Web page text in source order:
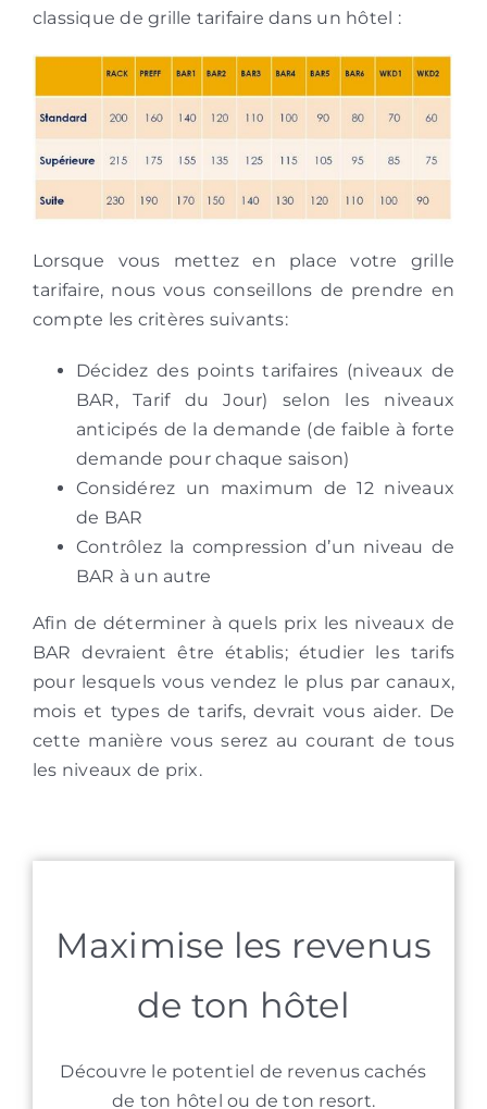
classique de grille tarifaire dans un hôtel :
Lorsque vous mettez en place votre grille
tarifaire, nous vous conseillons de prendre en
compte les critères suivants:
Décidez des points tarifaires (niveaux de
BAR, Tarif du Jour) selon les niveaux
anticipés de la demande (de faible à forte
demande pour chaque saison)
Considérez un maximum de 12 niveaux
de BAR
Contrôlez la compression d’un niveau de
BAR à un autre
Afin de déterminer à quels prix les niveaux de
BAR devraient être établis; étudier les tarifs
pour lesquels vous vendez le plus par canaux,
mois et types de tarifs, devrait vous aider. De
cette manière vous serez au courant de tous
les niveaux de prix.
Maximise les revenus
de ton hôtel
Découvre le potentiel de revenus cachés
de ton hôtel ou de ton resort.